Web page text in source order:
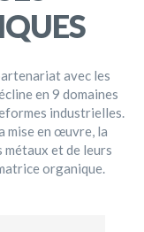
avec les
en 9 domaines
industrielles.
mise en œuvre, la
et de leurs
organique.